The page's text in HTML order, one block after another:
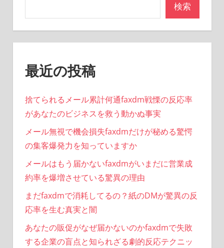
検索
最近の投稿
捨てられるメール累計何通faxdm戦慄の反応率
があなたのビジネスを救う動かぬ事実
メール無視で機会損失faxdmだけが秘める驚愕
の集客爆発力を知っていますか
メールはもう届かないfaxdmがいまだに営業成
約率を爆増させている驚異の理由
まだfaxdmで消耗してるの？紙のDMが驚異の反
応率を生む真実と闇
あなたの販促がなぜ届かないのかfaxdmで失敗
する企業の盲点と知られざる劇的反応テクニッ